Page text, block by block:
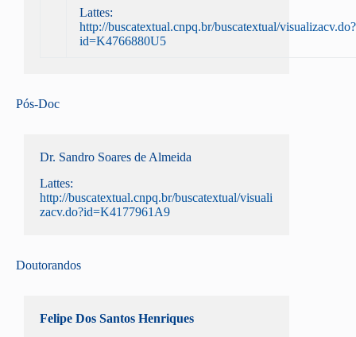
Lattes:
http://buscatextual.cnpq.br/buscatextual/visualizacv.do?
id=K4766880U5
Pós-Doc
Dr. Sandro Soares de Almeida
Lattes:
http://buscatextual.cnpq.br/buscatextual/visuali
zacv.do?id=K4177961A9
Doutorandos
Felipe Dos Santos Henriques